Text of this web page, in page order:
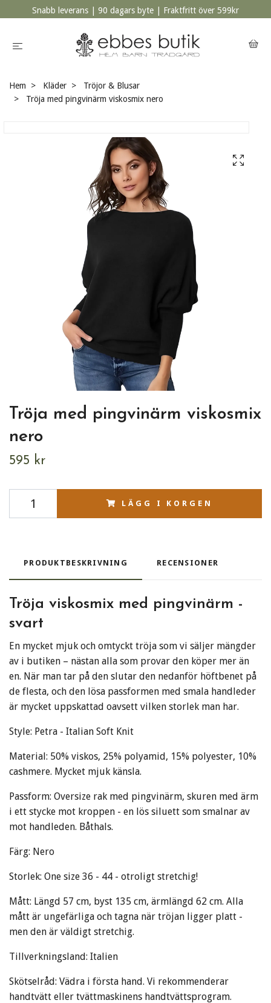
Snabb leverans | 90 dagars byte | Fraktfritt över 599kr
Hem Kläder
Tröjor & Blusar
Tröja med pingvinärm viskosmix nero
Tröja med pingvinärm viskosmix
nero
595 kr
LÄGG I KORGEN
PRODUKTBESKRIVNING RECENSIONER
Tröja viskosmix med pingvinärm -
svart
En mycket mjuk och omtyckt tröja som vi säljer mängder
av i butiken – nästan alla som provar den köper mer än
en. När man tar på den slutar den nedanför höftbenet på
de flesta, och den lösa passformen med smala handleder
är mycket uppskattad oavsett vilken storlek man har.
Style: Petra - Italian Soft Knit
Material: 50% viskos, 25% polyamid, 15% polyester, 10%
cashmere. Mycket mjuk känsla.
Passform: Oversize rak med pingvinärm, skuren med ärm
i ett stycke mot kroppen - en lös siluett som smalnar av
mot handleden. Båthals.
Färg: Nero
Storlek: One size 36 - 44 - otroligt stretchig!
Mått: Längd 57 cm, byst 135 cm, ärmlängd 62 cm. Alla
mått är ungefärliga och tagna när tröjan ligger platt -
men den är väldigt stretchig.
Tillverkningsland: Italien
Skötselråd: Vädra i första hand. Vi rekommenderar
handtvätt eller tvättmaskinens handtvättsprogram.